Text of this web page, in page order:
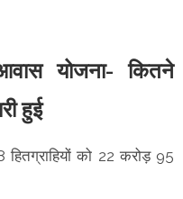
योजना- कितने
हुई
को 22 करोड़ 95